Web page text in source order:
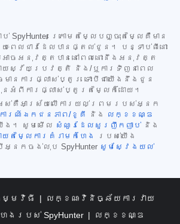
SpyHunter ក្រោមតម្លៃបញ្ចុះតម្លៃគឺមាន
ពេលជាវដែលបានផ្តល់ជូន។ បន្ទាប់ពីនោះ
ាចអនុវត្តបាននៅពេលនោះនឹងអនុវត្ត
យស្វ័យប្រវត្តិ និង/ឬការទិញនាពេល
ានការផ្លាស់ប្តូរ ទោះបីជាយើងនឹងជូន
អំពីការផ្លាស់ប្តូរតម្លៃក៏ដោយ។
ាំងអស់គឺអាស្រ័យលើការយល់ព្រមរបស់អ្នក
ការណ៍ឯកជនភាព/ខូគី និង
លក្ខខណ្ឌ
ង។ សូមមើល សំណួរដែលសួរញឹកញាប់ និង
ម្លៃការគំរាមកំហែង
របស់យើង
នកចង់លុប SpyHunter សូមស្វែងយល់
ម្មវិធី
លក្ខណៈវិនិច្ឆ័យការវាយ
ងរបស់ SpyHunter
លក្ខខណ្ឌ